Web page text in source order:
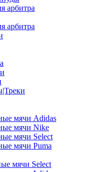
арбитра
арбитра
мячи Adidas
мячи Nike
мячи Select
мячи Puma
мячи Select